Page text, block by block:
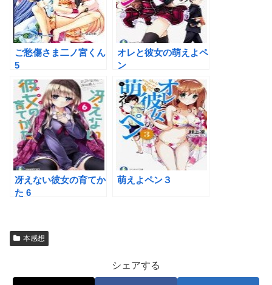
ご愁傷さま二ノ宮くん
5
オレと彼女の萌えよペ
ン
冴えない彼女の育てか
た 6
萌えよペン３
本感想
シェアする